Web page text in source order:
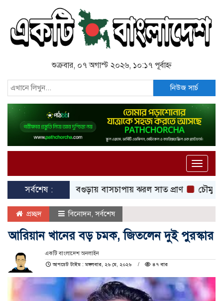
শুক্রবার, ০৭ অগাস্ট ২০২৬, ১০:১৭ পূর্বাহ্ন
নিউজ সার্চ
Toggle
সর্বশেষ :বগুড়ায় বাসচাপায় ঝরল সাত প্রাণ চৌমুহনীতে
প্রচ্ছদ বিনোদন,সর্বশেষ
আরিয়ান খানের বড় চমক, জিতলেন দুই পুরস্কার
একটি বাংলাদেশ অনলাইন
আপডেট টাইম : মঙ্গলবার, ২৬ মে, ২০২৬
৪৭ বার